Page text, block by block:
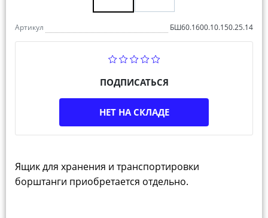
Артикул БШ60.1600.10.150.25.14
ПОДПИСАТЬСЯ
НЕТ НА СКЛАДЕ
Ящик для хранения и транспортировки
борштанги приобретается отдельно.